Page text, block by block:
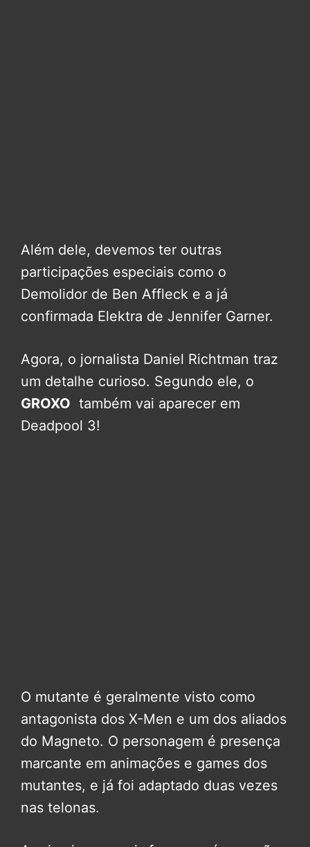
Além dele, devemos ter outras
participações especiais como o
Demolidor de Ben Affleck e a já
confirmada Elektra de Jennifer Garner.
Agora, o jornalista Daniel Richtman traz
um detalhe curioso. Segundo ele, o
GROXO também vai aparecer em
Deadpool 3!
O mutante é geralmente visto como
antagonista dos X-Men e um dos aliados
do Magneto. O personagem é presença
marcante em animações e games dos
mutantes, e já foi adaptado duas vezes
nas telonas.